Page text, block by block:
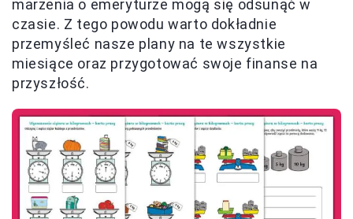
marzenia o emeryturze mogą się odsunąć w
czasie. Z tego powodu warto dokładnie
przemyśleć nasze plany na te wszystkie
miesiące oraz przygotować swoje finanse na
przyszłość.